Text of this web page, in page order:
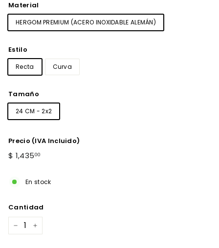
Material
HERGOM PREMIUM (ACERO INOXIDABLE ALEMÁN)
Estilo
Recta Curva
Tamaño
24 CM - 2x2
Precio (IVA Incluido)
Precio
$ 1,43500
En stock
Cantidad
+